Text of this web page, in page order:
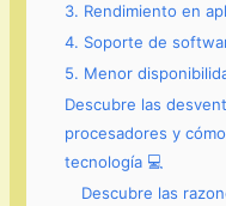
3. Rendimiento en
4. Soporte de
5. Menor
Descubre las
procesadores y
tecnología 💻
Descubre las